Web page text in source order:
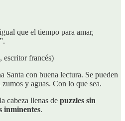
que el tiempo para amar,
escritor francés)
Santa con buena lectura. Se pueden
y aguas. Con lo que sea.
cabeza llenas de puzzles sin
inminentes.